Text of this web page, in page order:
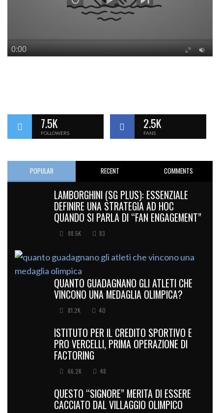
7.5K
FOLLOWERS
2.5K
FANS
POPULAR RECENT COMMENTS
LAMBORGHINI (SG PLUS): ESSENZIALE
DEFINIRE UNA STRATEGIA AD HOC
QUANDO SI PARLA DI “FAN ENGAGEMENT”
98.5K 83
QUANTO GUADAGNANO GLI ATLETI CHE
VINCONO UNA MEDAGLIA OLIMPICA?
81.2K 40
ISTITUTO PER IL CREDITO SPORTIVO E
PRO VERCELLI, PRIMA OPERAZIONE DI
FACTORING
66.2K 48
QUESTO “SIGNORE” MERITA DI ESSERE
CACCIATO DAL VILLAGGIO OLIMPICO